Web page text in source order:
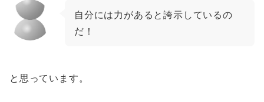
自分には力があると誇示しているの
だ！
と思っています。